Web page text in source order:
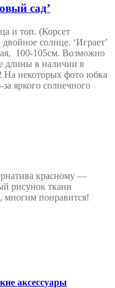
сад’
и топ. (Корсет
солнце. ‘Играет’
100-105см. Возможно
длины в наличии в
На некоторых фото юбка
яркого солнечного
красному —
рисунок ткани
многим понравится!
аксессуары